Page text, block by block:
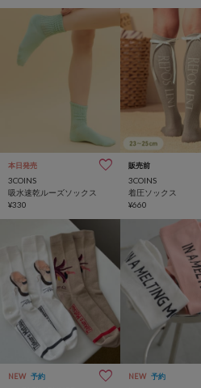
本日発売
3COINS
吸水速乾ルーズソックス
¥330
販売前
3COINS
着圧ソックス
¥660
NEW 予約 NEW 予約